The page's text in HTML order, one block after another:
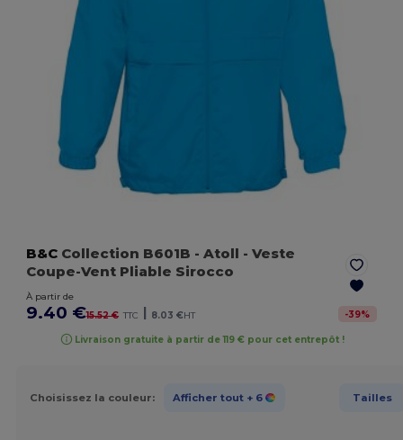
B&C Collection B601B - Atoll - Veste
Coupe-Vent Pliable Sirocco
À partir de
9.40 €15.52 € TTC | 8.03 €HT -39%
Livraison gratuite à partir de 119 € pour cet entrepôt !
Choisissez la couleur: Afficher tout + 6 Tailles